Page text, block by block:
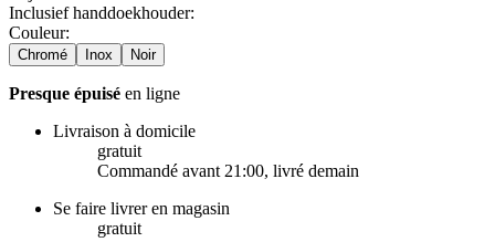
Inclusief handdoekhouder:
Couleur:
Chromé Inox Noir
Presque épuisé en ligne
Livraison à domicile
gratuit
Commandé avant 21:00, livré demain
Se faire livrer en magasin
gratuit